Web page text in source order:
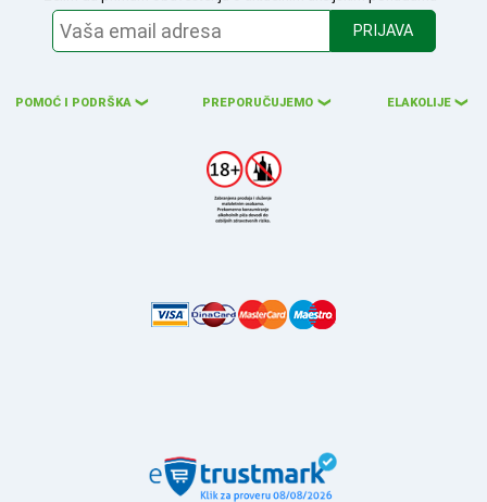
PRIJAVA
POMOĆ I PODRŠKA ❮ PREPORUČUJEMO ❮ ELAKOLIJE ❮